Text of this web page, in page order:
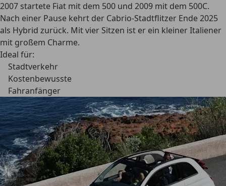
2007 startete Fiat mit dem 500 und 2009 mit dem 500C.
Nach einer Pause kehrt der Cabrio-Stadtflitzer Ende 2025
als Hybrid zurück. Mit vier Sitzen ist er ein kleiner Italiener
mit großem Charme.
Ideal für:
Stadtverkehr
Kostenbewusste
Fahranfänger